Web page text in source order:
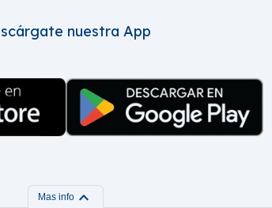
nuestra App
Mas info expand_more